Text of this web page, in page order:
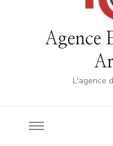
Agence
L'agence